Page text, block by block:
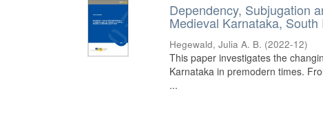
Dependency, Subjugation
Medieval Karnataka, South
Hegewald, Julia A. B. (2022-12)
This paper investigates the
Karnataka in premodern times.
...